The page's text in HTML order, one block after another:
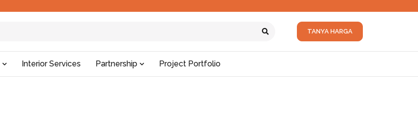
TANYA HARGA
Interior Services Partnership Project Portfolio